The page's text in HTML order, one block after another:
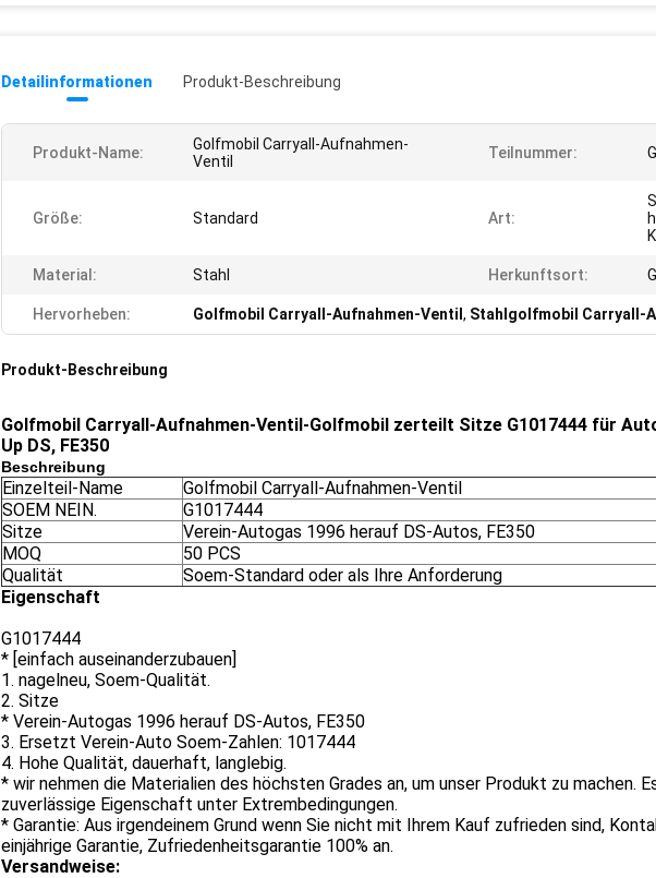
Detailinformationen Produkt-Beschreibung
Produkt-Name:
Golfmobil Carryall-Aufnahmen-
Ventil
Teilnummer:
Größe: Standard Art:
Material: Stahl Herkunftsort:
Hervorheben: Golfmobil Carryall-Aufnahmen-Ventil , Stahlgolfmobil Carryall-
Produkt-Beschreibung
Golfmobil Carryall-Aufnahmen-Ventil-Golfmobil zerteilt Sitze G1017444 für
Up DS, FE350
Beschreibung
Einzelteil-Name
Golfmobil Carryall-Aufnahmen-Ventil
SOEM NEIN.
G1017444
Sitze
Verein-Autogas 1996 herauf DS-Autos, FE350
MOQ
50 PCS
Qualität
Soem-Standard oder als Ihre Anforderung
Eigenschaft
G1017444
* [einfach auseinanderzubauen]
1. nagelneu, Soem-Qualität.
2. Sitze
* Verein-Autogas 1996 herauf DS-Autos, FE350
3. Ersetzt Verein-Auto Soem-Zahlen: 1017444
4. Hohe Qualität, dauerhaft, langlebig.
* wir nehmen die Materialien des höchsten Grades an, um unser Produkt zu machen.
zuverlässige Eigenschaft unter Extrembedingungen.
* Garantie: Aus irgendeinem Grund wenn Sie nicht mit Ihrem Kauf zufrieden sind,
einjährige Garantie, Zufriedenheitsgarantie 100% an.
Versandweise: